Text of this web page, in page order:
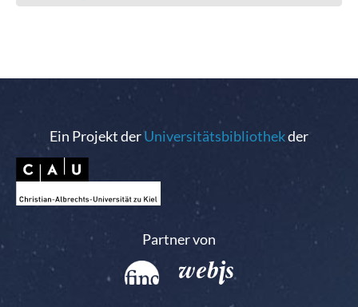
Ein Projekt derUniversitätsbibliothekder
Partner von